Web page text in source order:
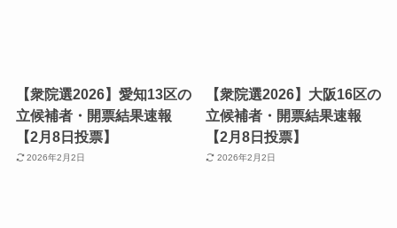
【衆院選2026】愛知13区の
立候補者・開票結果速報
【2月8日投票】
2026年2月2日
【衆院選2026】大阪16区の
立候補者・開票結果速報
【2月8日投票】
2026年2月2日